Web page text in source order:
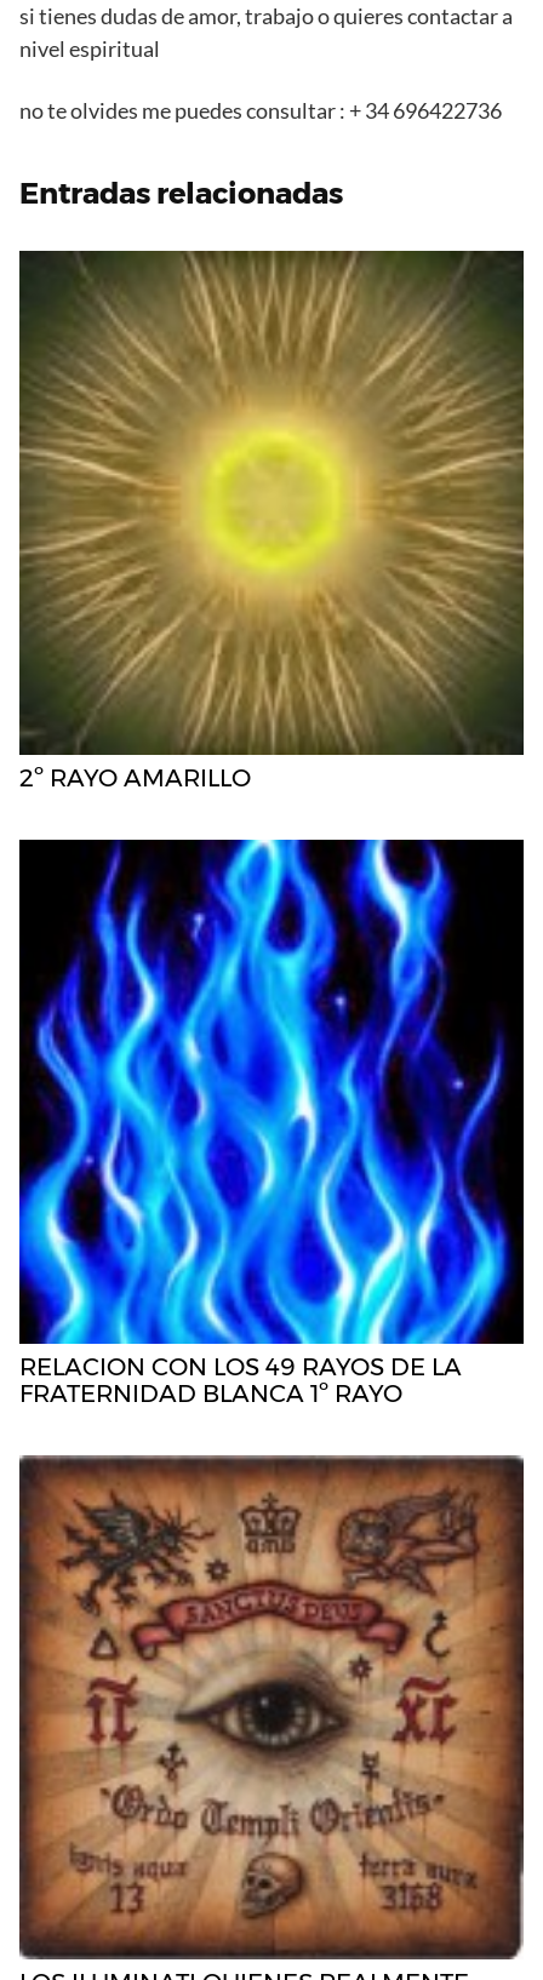
si tienes dudas de amor, trabajo o quieres contactar a
nivel espiritual
no te olvides me puedes consultar : + 34 696422736
Entradas relacionadas
2º RAYO AMARILLO
RELACION CON LOS 49 RAYOS DE LA
FRATERNIDAD BLANCA 1º RAYO